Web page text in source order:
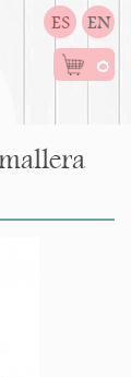
ES EN
0